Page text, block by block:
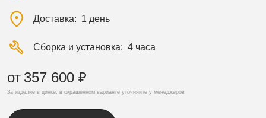
Доставка 1 день
Сборка и установка 4 часа
от 357 600 ₽
За изделие в цинке, в окрашенном варианте уточняйте у менеджеров